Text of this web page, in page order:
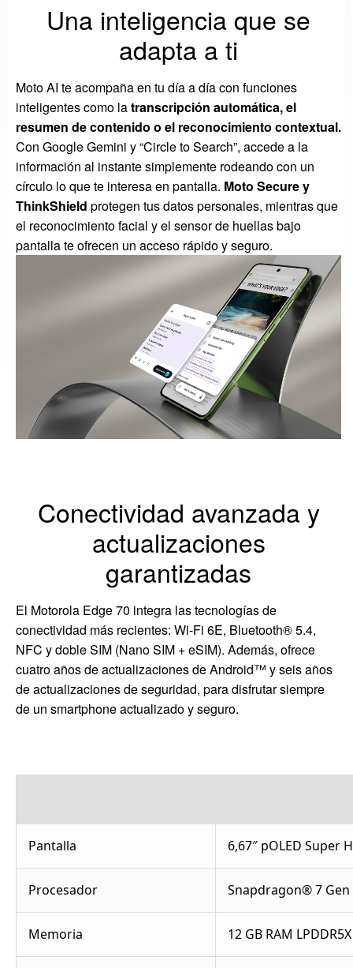
Una inteligencia que se
adapta a ti
Moto AI te acompaña en tu día a día con funciones
inteligentes como latranscripción automática, el
resumen de contenido o el reconocimiento contextual.
Con Google Gemini y “Circle to Search”, accede a la
información al instante simplemente rodeando con un
círculo lo que te interesa en pantalla. Moto Secure y
ThinkShield protegen tus datos personales, mientras que
el reconocimiento facial y el sensor de huellas bajo
pantalla te ofrecen un acceso rápido y seguro.
Conectividad avanzada y
actualizaciones
garantizadas
El Motorola Edge 70 integra las tecnologías de
conectividad más recientes: Wi-Fi 6E, Bluetooth® 5.4,
NFC y doble SIM (Nano SIM + eSIM). Además, ofrece
cuatro años de actualizaciones de Android™ y seis años
de actualizaciones de seguridad, para disfrutar siempre
de un smartphone actualizado y seguro.
Pantalla 6,67″ pOLED Super
Procesador Snapdragon® 7 Gen
Memoria 12 GB RAM